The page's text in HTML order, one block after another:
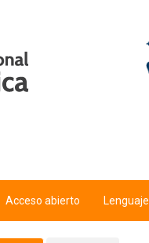
Acceso abierto Lenguaje